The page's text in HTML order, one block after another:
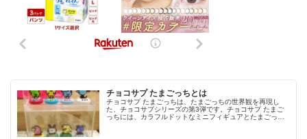
チョコサプ たまごっちとは
チョコサプ たまごっちは、たまごっちの世界観を再現し
た、チョコサプシリーズの第3弾です。チョコサプ たまご
っちには、カラフルドットなミニフィギュアとたまごっち